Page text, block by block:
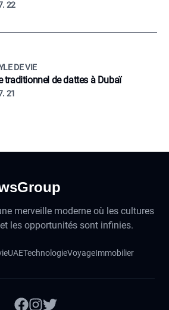
22
DE VIE
traditionnel de dattes à Dubaï
21
merveille moderne où les cultures
les opportunités sont infinies.
UAETechnologieVoyageImmobilier